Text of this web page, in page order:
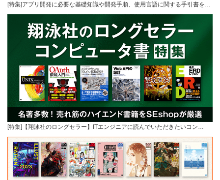
[特集]アプリ開発に必要な基礎知識や開発手順、使用言語に関する手引書を…
[特集]【翔泳社のロングセラー】ITエンジニアに読んでいただきたいコン…